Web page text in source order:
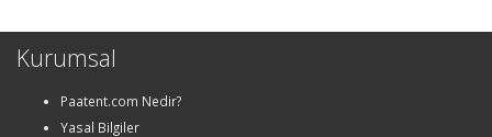
Kurumsal
Paatent.com Nedir?
Yasal Bilgiler